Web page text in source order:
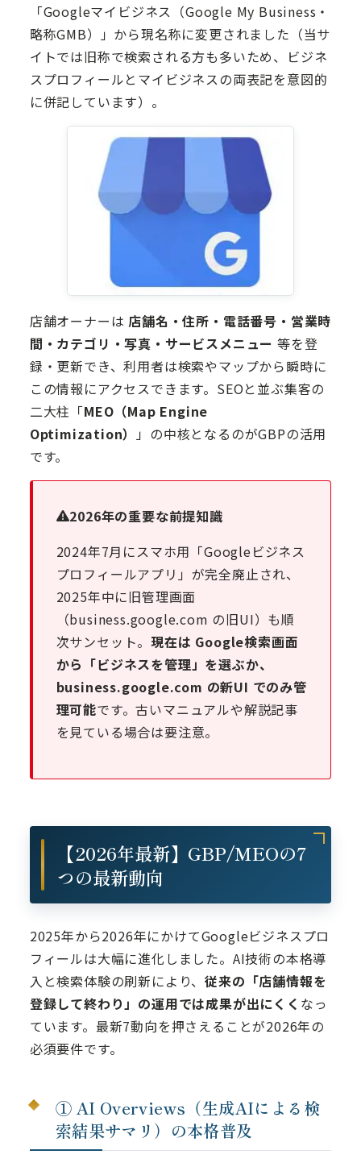
「Googleマイビジネス（Google My Business・
略称GMB）」から現名称に変更されました（当サ
イトでは旧称で検索される方も多いため、ビジネ
スプロフィールとマイビジネスの両表記を意図的
に併記しています）。
店舗オーナーは 店舗名・住所・電話番号・営業時
間・カテゴリ・写真・サービスメニュー 等を登
録・更新でき、利用者は検索やマップから瞬時に
この情報にアクセスできます。SEOと並ぶ集客の
二大柱「MEO（Map Engine
Optimization）
」の中核となるのがGBPの活用
です。
2026年の重要な前提知識
2024年7月にスマホ用「Googleビジネス
プロフィールアプリ」が完全廃止され、
2025年中に旧管理画面
（business.google.com の旧UI）も順
次サンセット。現在は Google検索画面
から「ビジネスを管理」を選ぶか、
business.google.com の新UI でのみ管
理可能です。古いマニュアルや解説記事
を見ている場合は要注意。
【2026年最新】GBP/MEOの7
つの最新動向
2025年から2026年にかけてGoogleビジネスプロ
フィールは大幅に進化しました。AI技術の本格導
入と検索体験の刷新により、従来の「店舗情報を
登録して終わり」の運用では成果が出にくく なっ
ています。最新7動向を押さえることが2026年の
必須要件です。
① AI Overviews（生成AIによる検
索結果サマリ）の本格普及